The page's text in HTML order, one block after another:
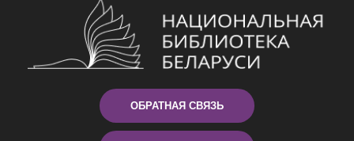
ОБРАТНАЯ СВЯЗЬ